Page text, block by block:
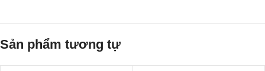
Sản phẩm tương tự